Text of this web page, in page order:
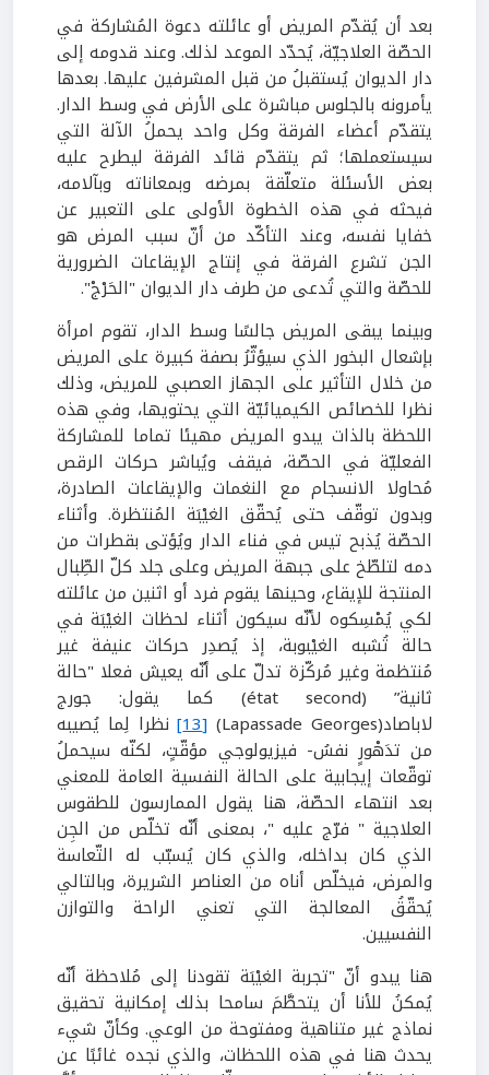
بعد أن يُقدّم المريض أو عائلته دعوة المُشاركة في
الحصّة العلاجيّة، يُحدّد الموعد لذلك. وعند قدومه إلى
دار الديوان يُستقبلُ من قبل المشرفين عليها. بعدها
يأمرونه بالجلوس مباشرة على الأرض في وسط الدار.
يتقدّم أعضاء الفرقة وكل واحد يحملُ الآلة التي
سيستعملها؛ ثم يتقدّم قائد الفرقة ليطرح عليه
بعض الأسئلة متعلّقة بمرضه وبمعاناته وبآلامه،
فيحثه في هذه الخطوة الأولى على التعبير عن
خفايا نفسه، وعند التأكّد من أنّ سبب المرض هو
الجن تشرع الفرقة في إنتاج الإيقاعات الضرورية
للحصّة والتي تُدعى من طرف دار الديوان "الحَرْجْ".
وبينما يبقى المريض جالسًا وسط الدار، تقوم امرأة
بإشعال البخور الذي سيؤثّرُ بصفة كبيرة على المريض
من خلال التأثير على الجهاز العصبي للمريض، وذلك
نظرا للخصائص الكيميائيّة التي يحتويها، وفي هذه
اللحظة بالذات يبدو المريض مهيئا تماما للمشاركة
الفعليّة في الحصّة، فيقف ويُباشر حركات الرقص
مُحاولا الانسجام مع النغمات والإيقاعات الصادرة،
وبدون توقّف حتى يُحقّق الغيْبَة المُنتظرة. وأثناء
الحصّة يُذبح تيس في فناء الدار ويُؤتى بقطرات من
دمه لتلطّخ على جبهة المريض وعلى جلد كلّ الطِّبال
المنتجة للإيقاع، وحينها يقوم فرد أو اثنين من عائلته
لكي يُمْسِكوه لأنّه سيكون أثناء لحظات الغيْبَة في
حالة تُشبه الغيْبوبة، إذ يُصدِر حركات عنيفة غير
مُنتظمة وغير مُركّزة تدلّ على أنّه يعيش فعلا "حالة
ثانية” (état second) كما يقول: جورج
لاباصاد(Lapassade Georges)
[13]
نظرا لِما يُصيبه
من تدَهْورٍ نفسُ- فيزيولوجي مؤقّتٍ، لكنّه سيحملُ
توقّعات إيجابية على الحالة النفسية العامة للمعني
بعد انتهاء الحصّة، هنا يقول الممارسون للطقوس
العلاجية " فرّج عليه "، بمعنى أنّه تخلّص من الجِن
الذي كان بداخله، والذي كان يُسبّب له التّعاسة
والمرض، فيخلّص أناه من العناصر الشريرة، وبالتالي
يُحقّقُ المعالجة التي تعني الراحة والتوازن
النفسيين.
هنا يبدو أنّ "تجربة الغيْبَة تقودنا إلى مُلاحظة أنّه
يُمكنُ للأنا أن يتحطَّمَ سامحا بذلك إمكانية تحقيق
نماذج غير متناهية ومفتوحة من الوعي. وكأنّ شيء
يحدث هنا في هذه اللحظات، والذي نجده غائبًا عن